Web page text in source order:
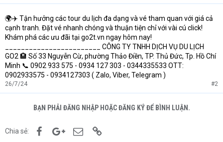
🌍✈️ Tận hưởng các tour du lịch đa dạng và vé tham quan với giá cả
cạnh tranh. Đặt vé nhanh chóng và thuận tiện chỉ với vài cú click!
Khám phá các ưu đãi tại go2t.vn ngay hôm nay!
________________________ CÔNG TY TNHH DỊCH VỤ DU LỊCH
GO2 🏨 Số 33 Nguyễn Cừ, phường Thảo Điền, TP. Thủ Đức, Tp. Hồ Chí
Minh 📞 0902 933 575 - 0934 127 303 - 0344335533 OTT:
0902933575 - 0934127303 ( Zalo, Viber, Telegram )
26/7/24 #2
BẠN PHẢI ĐĂNG NHẬP HOẶC ĐĂNG KÝ ĐỂ BÌNH LUẬN.
Chia sẻ: FacebookGoogle+Email